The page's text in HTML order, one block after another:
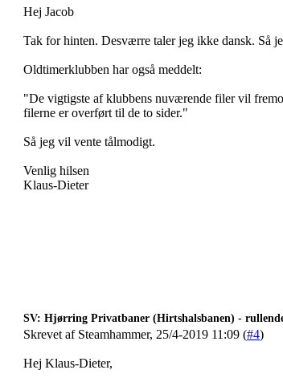
Hej Jacob
Tak for hinten. Desværre taler jeg ikke dansk. Så
Oldtimerklubben har også meddelt:
"De vigtigste af klubbens nuværende filer vil
filerne er overført til de to sider."
Så jeg vil vente tålmodigt.
Venlig hilsen
Klaus-Dieter
SV: Hjørring Privatbaner (Hirtshalsbanen) -
Skrevet af Steamhammer, 25/4-2019 11:09 (#4)
Hej Klaus-Dieter,